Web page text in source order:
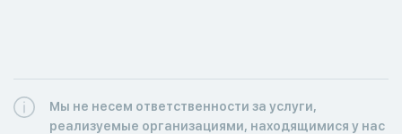
Мы не несем ответственности за услуги,
реализуемые организациями, находящимися у нас